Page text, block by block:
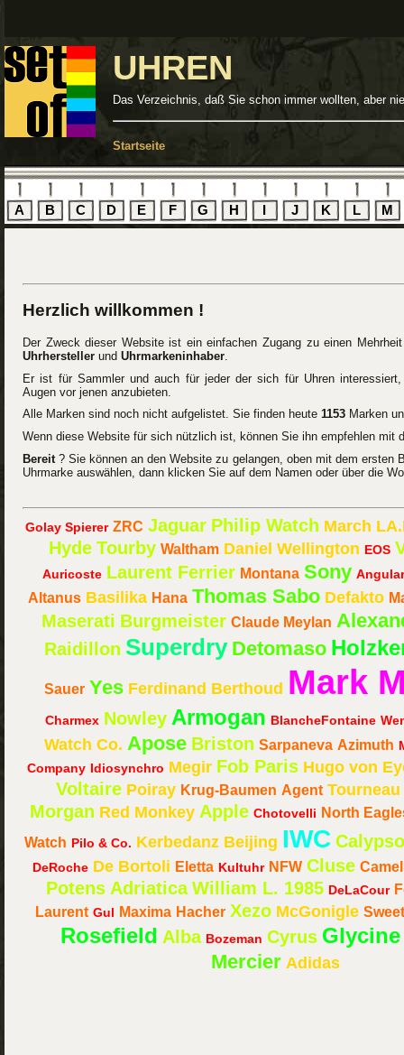
UHREN
Das Verzeichnis, daß Sie schon immer wollten, aber
Startseite
A B C D E F G H I J K L M
Herzlich willkommen !
Der Zweck dieser Website ist ein einfachen Zugang zu einen
Uhrhersteller und Uhrmarkeninhaber.
Er ist für Sammler und auch für jeder der sich für Uhren
Augen vor jenen anzubieten.
Alle Marken sind noch nicht aufgelistet. Sie finden heute 1153 Marken
Wenn diese Website für sich nützlich ist, können Sie ihn empfehlen mit
Bereit ? Sie können an den Website zu gelangen, oben mit dem ersten
Uhrmarke auswählen, dann klicken Sie auf dem Namen oder über die
Golay Spierer ZRC Jaguar Philip Watch March
Hyde Tourby Waltham Daniel Wellington EOS
Auricoste Laurent Ferrier Montana Sony
Altanus Basilika Hana Thomas Sabo Defakto
Maserati Burgmeister Claude Meylan
Raidillon Superdry Detomaso
Sauer Yes Ferdinand Berthoud Mark
Charmex Nowley Armogan BlancheFontaine
Watch Co. Apose Briston Sarpaneva Azimuth
Company Idiosynchro Megir Fob Paris Hugo von
Voltaire Poiray Krug-Baumen Agent Tourneau
Morgan Red Monkey Apple Chotovelli North
Watch Pilo & Co. Kerbedanz Beijing IWC Calypso
DeRoche De Bortoli Eletta Kultuhr NFW Cluse
Potens Adriatica William L. 1985 DeLaCour
Laurent Gul Maxima Hacher Xezo McGonigle
Rosefield Alba Bozeman Cyrus Glycine
Mercier Adidas